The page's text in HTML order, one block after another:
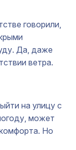
говорили,
Да, даже
ветра.
на улицу с
может
Но